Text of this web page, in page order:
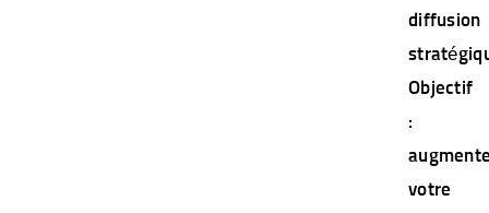
diffusion
Objectif
:
votre